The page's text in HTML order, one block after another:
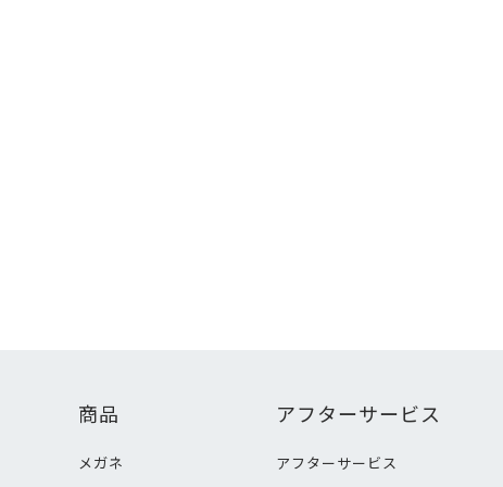
商品
メガネ
アフターサービス
アフターサービス